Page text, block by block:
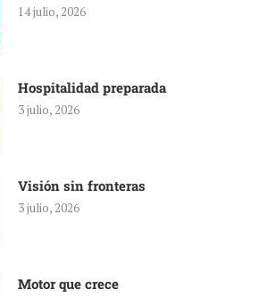
14 julio, 2026
Hospitalidad preparada
3 julio, 2026
Visión sin fronteras
3 julio, 2026
Motor que crece